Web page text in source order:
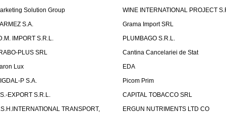
Solution Group
WINE INTERNATIONAL PROJECT
S.A.
Grama Import SRL
IMPORT S.R.L.
PLUMBAGO S.R.L.
PLUS SRL
Cantina Cancelariei de Stat
Lux
EDA
P S.A.
Picom Prim
EXPORT S.R.L.
CAPITAL TOBACCO SRL
TRANSPORT,
ERGUN NUTRIMENTS LTD CO